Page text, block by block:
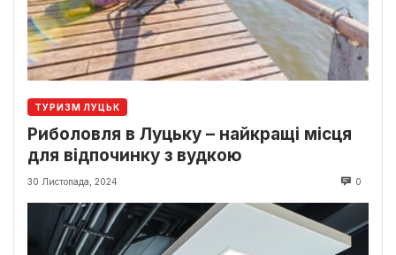
ТУРИЗМ ЛУЦЬК
Риболовля в Луцьку – найкращі місця
для відпочинку з вудкою
30 Листопада, 2024 0